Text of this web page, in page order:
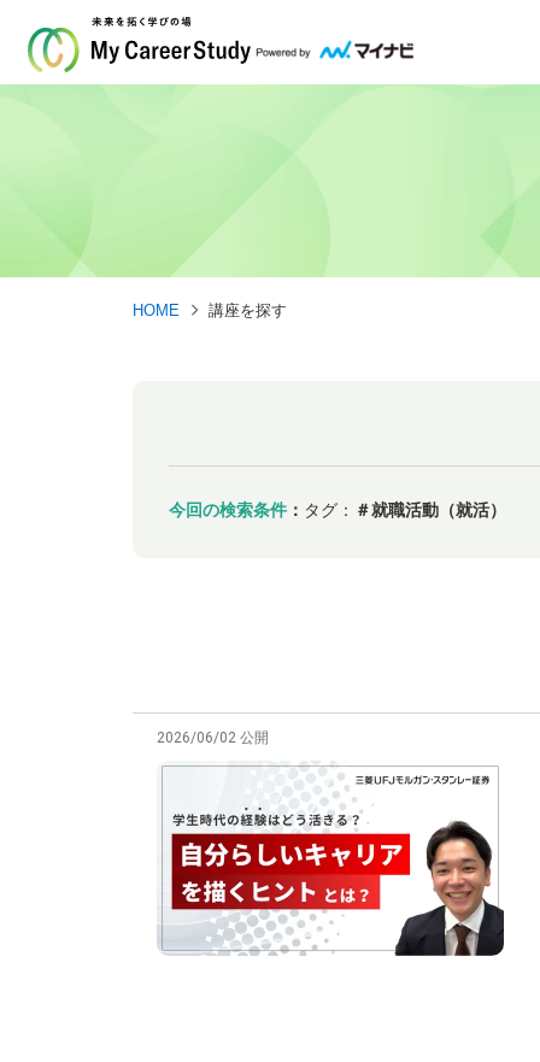
HOME 講座を探す
今回の検索条件 ： タグ： ＃就職活動（就活）
2026/06/02 公開